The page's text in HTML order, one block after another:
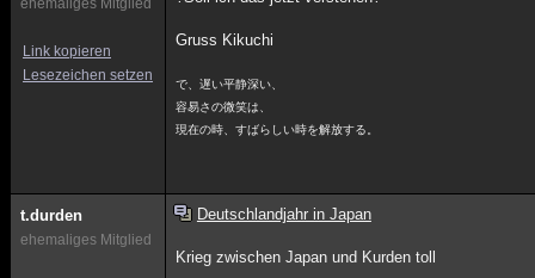
ehemaliges Mitglied
Link kopieren
Lesezeichen setzen
Gruss Kikuchi
で、遅い平静深い、
容易さの微笑は、
現在の時、すばらしい時を解放する。
t.durden
ehemaliges Mitglied
Deutschlandjahr in Japan
Krieg zwischen Japan und Kurden toll